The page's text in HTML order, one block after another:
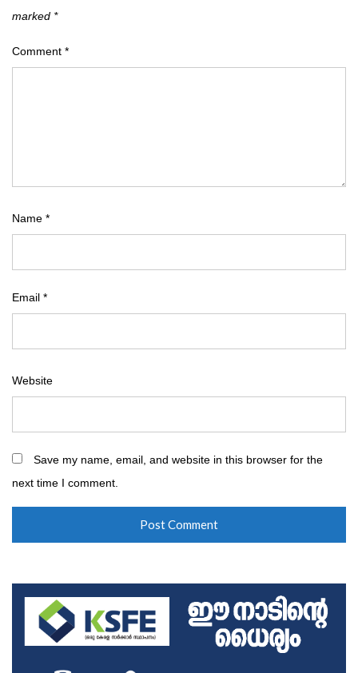
marked *
Comment *
Name *
Email *
Website
Save my name, email, and website in this browser for the
next time I comment.